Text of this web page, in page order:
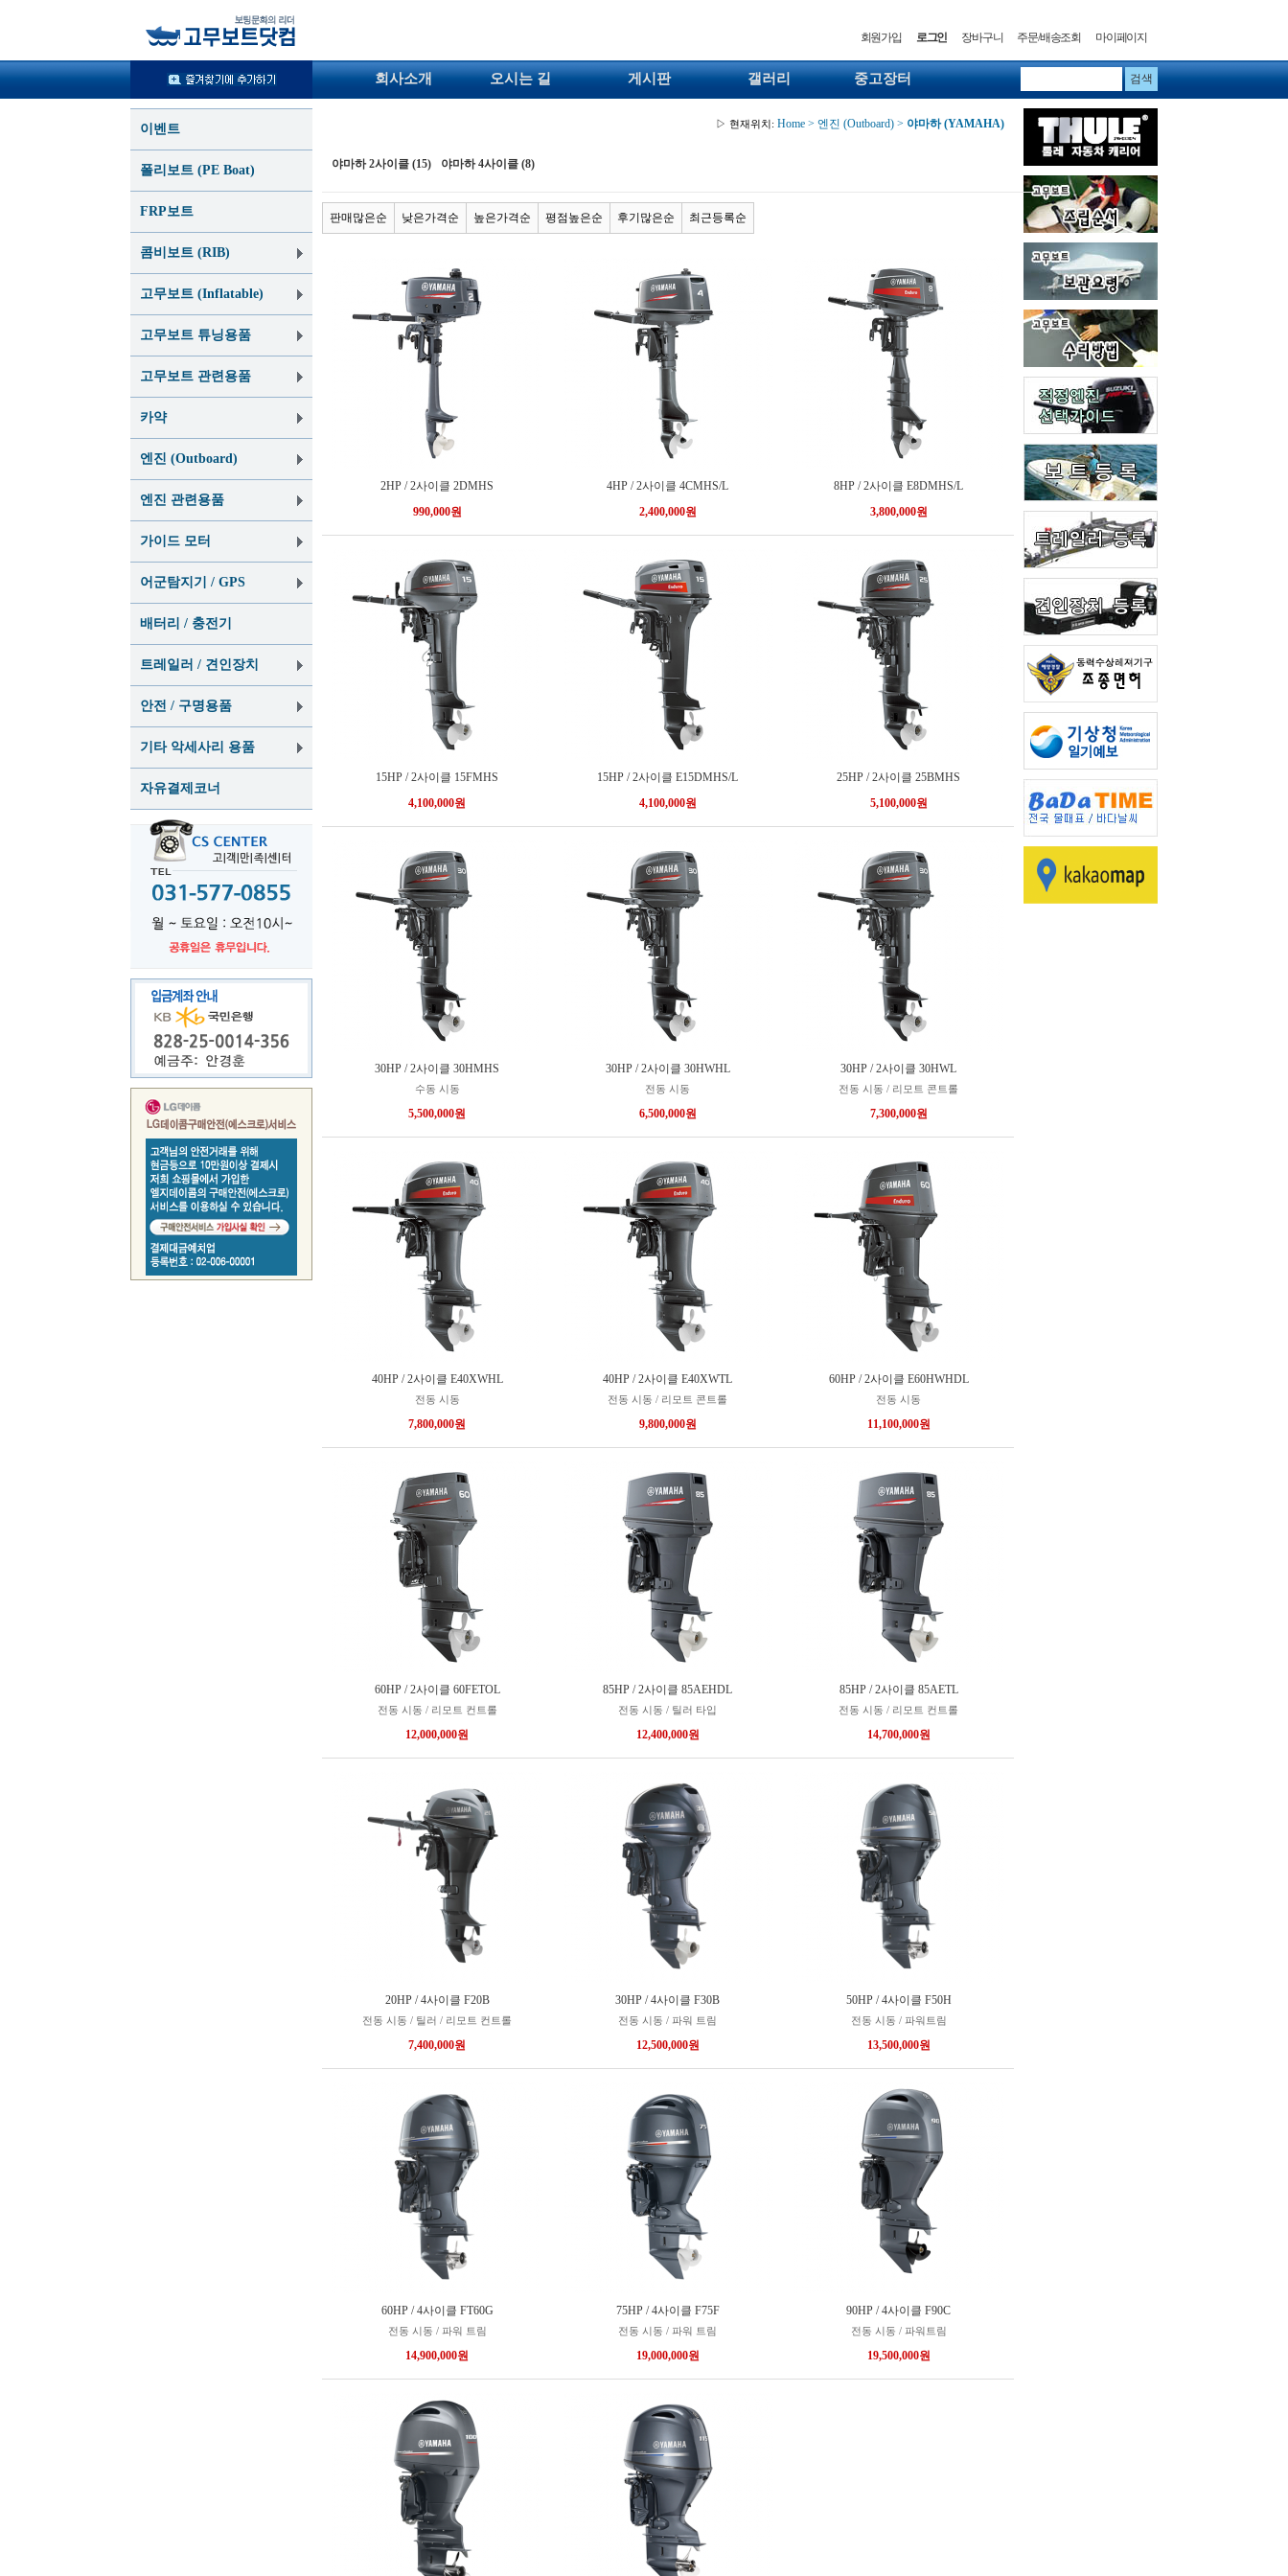
회원가입 로그인 장바구니 주문/배송조회 마이페이지
회사소개 오시는 길 게시판 갤러리 중고장터
이벤트
폴리보트 (PE Boat)
FRP보트
콤비보트 (RIB)
고무보트 (Inflatable)
고무보트 튜닝용품
고무보트 관련용품
카약
엔진 (Outboard)
엔진 관련용품
가이드 모터
어군탐지기 / GPS
배터리 / 충전기
트레일러 / 견인장치
안전 / 구명용품
기타 악세사리 용품
자유결제코너
▷ 현재위치: Home > 엔진 (Outboard) > 야마하 (YAMAHA)
야마하 2사이클 (15) 야마하 4사이클 (8)
판매많은순 낮은가격순 높은가격순 평점높은순 후기많은순 최근등록순
2HP / 2사이클 2DMHS
990,000원
4HP / 2사이클 4CMHS/L
2,400,000원
8HP / 2사이클 E8DMHS/L
3,800,000원
15HP / 2사이클 15FMHS
4,100,000원
15HP / 2사이클 E15DMHS/L
4,100,000원
25HP / 2사이클 25BMHS
5,100,000원
30HP / 2사이클 30HMHS
수동 시동
5,500,000원
30HP / 2사이클 30HWHL
전동 시동
6,500,000원
30HP / 2사이클 30HWL
전동 시동 / 리모트 콘트롤
7,300,000원
40HP / 2사이클 E40XWHL
전동 시동
7,800,000원
40HP / 2사이클 E40XWTL
전동 시동 / 리모트 콘트롤
9,800,000원
60HP / 2사이클 E60HWHDL
전동 시동
11,100,000원
60HP / 2사이클 60FETOL
전동 시동 / 리모트 컨트롤
12,000,000원
85HP / 2사이클 85AEHDL
전동 시동 / 틸러 타입
12,400,000원
85HP / 2사이클 85AETL
전동 시동 / 리모트 컨트롤
14,700,000원
20HP / 4사이클 F20B
전동 시동 / 틸러 / 리모트 컨트롤
7,400,000원
30HP / 4사이클 F30B
전동 시동 / 파워 트림
12,500,000원
50HP / 4사이클 F50H
전동 시동 / 파워트림
13,500,000원
60HP / 4사이클 FT60G
전동 시동 / 파워 트림
14,900,000원
75HP / 4사이클 F75F
전동 시동 / 파워 트림
19,000,000원
90HP / 4사이클 F90C
전동 시동 / 파워트림
19,500,000원